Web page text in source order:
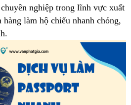
nghiệp trong lĩnh vực xuất
làm hộ chiếu nhanh chóng,